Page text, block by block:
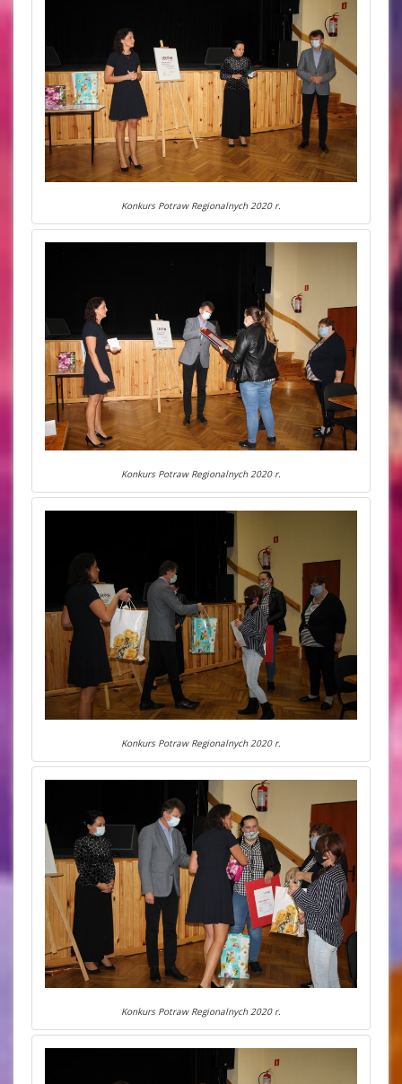
Konkurs Potraw Regionalnych 2020 r.
Konkurs Potraw Regionalnych 2020 r.
Konkurs Potraw Regionalnych 2020 r.
Konkurs Potraw Regionalnych 2020 r.